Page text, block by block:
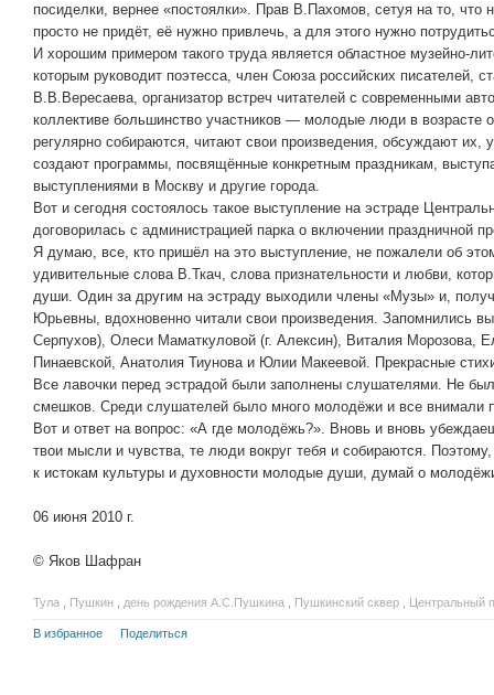
посиделки, вернее «постоялки». Прав В.Пахомов, сетуя на то,
просто не придёт, её нужно привлечь, а для этого нужно
И хорошим примером такого труда является областное музейно-
которым руководит поэтесса, член Союза российских писателей,
В.В.Вересаева, организатор встреч читателей с современными
коллективе большинство участников — молодые люди в возрасте
регулярно собираются, читают свои произведения, обсуждают их,
создают программы, посвящённые конкретным праздникам,
выступлениями в Москву и другие города.
Вот и сегодня состоялось такое выступление на эстраде
договорилась с администрацией парка о включении праздничной
Я думаю, все, кто пришёл на это выступление, не пожалели об
удивительные слова В.Ткач, слова признательности и любви,
души. Один за другим на эстраду выходили члены «Музы» и,
Юрьевны, вдохновенно читали свои произведения. Запомнились
Серпухов), Олеси Маматкуловой (г. Алексин), Виталия Морозова,
Пинаевской, Анатолия Тиунова и Юлии Макеевой. Прекрасные
Все лавочки перед эстрадой были заполнены слушателями. Не
смешков. Среди слушателей было много молодёжи и все внимали
Вот и ответ на вопрос: «А где молодёжь?». Вновь и вновь
твои мысли и чувства, те люди вокруг тебя и собираются.
к истокам культуры и духовности молодые души, думай о
06 июня 2010 г.
© Яков Шафран
Тула Пушкин день рождения А.С.Пушкина Пушкинский сквер Центральный
В избранное Поделиться